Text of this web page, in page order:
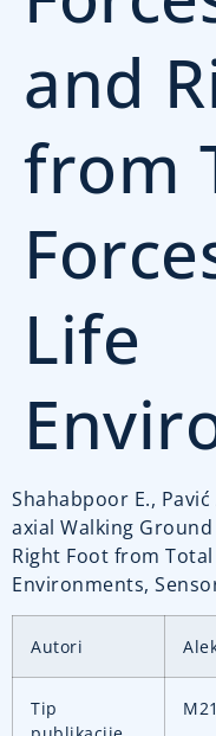
and
from
Life
Shahabpoor E.,
axial Walking
Right Foot from
Environments,
Autori
Tip
M21